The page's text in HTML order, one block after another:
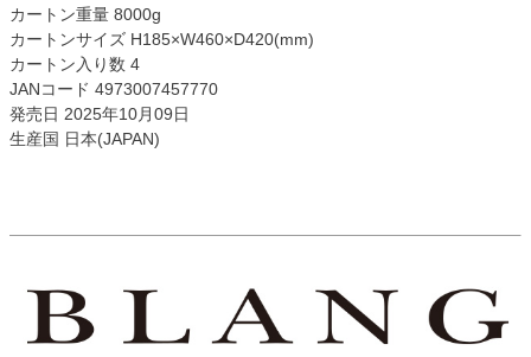
カートン重量 8000g
カートンサイズ H185×W460×D420(mm)
カートン入り数 4
JANコード 4973007457770
発売日 2025年10月09日
生産国 日本(JAPAN)